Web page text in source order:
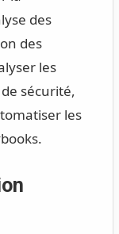
des
des
les
sécurité,
les